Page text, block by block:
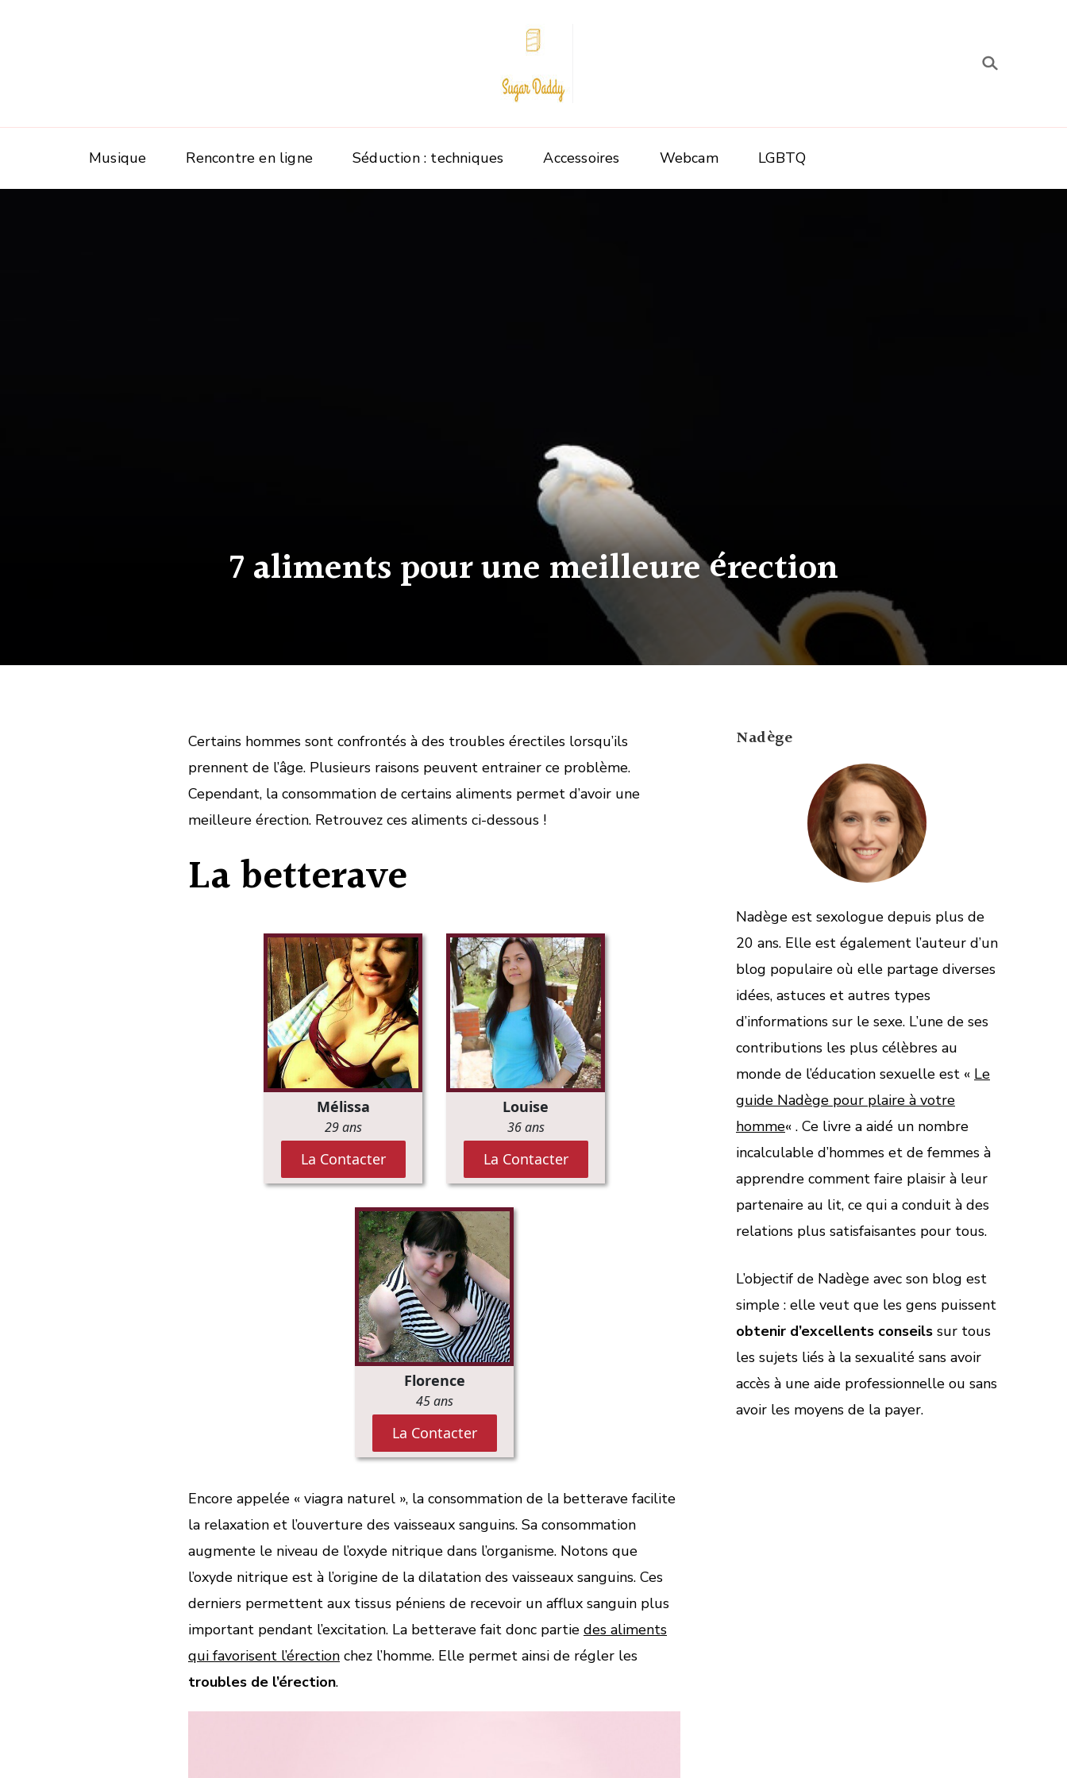
Sugar Daddy
Musique Rencontre en ligne Séduction : techniques Accessoires Webcam LGBTQ
7 aliments pour une meilleure érection
Certains hommes sont confrontés à des troubles érectiles lorsqu’ils
prennent de l’âge. Plusieurs raisons peuvent entrainer ce problème.
Cependant, la consommation de certains aliments permet d’avoir une
meilleure érection. Retrouvez ces aliments ci-dessous !
La betterave
Encore appelée « viagra naturel », la consommation de la betterave facilite
la relaxation et l’ouverture des vaisseaux sanguins. Sa consommation
augmente le niveau de l’oxyde nitrique dans l’organisme. Notons que
l’oxyde nitrique est à l’origine de la dilatation des vaisseaux sanguins. Ces
derniers permettent aux tissus péniens de recevoir un afflux sanguin plus
important pendant l’excitation. La betterave fait donc partie des aliments
qui favorisent l’érection chez l’homme. Elle permet ainsi de régler les
troubles de l’érection.
Nadège
Nadège est sexologue depuis plus de
20 ans. Elle est également l’auteur d’un
blog populaire où elle partage diverses
idées, astuces et autres types
d’informations sur le sexe. L’une de ses
contributions les plus célèbres au
monde de l’éducation sexuelle est « Le
guide Nadège pour plaire à votre
homme« . Ce livre a aidé un nombre
incalculable d’hommes et de femmes à
apprendre comment faire plaisir à leur
partenaire au lit, ce qui a conduit à des
relations plus satisfaisantes pour tous.
L’objectif de Nadège avec son blog est
simple : elle veut que les gens puissent
obtenir d’excellents conseils sur tous
les sujets liés à la sexualité sans avoir
accès à une aide professionnelle ou sans
avoir les moyens de la payer.